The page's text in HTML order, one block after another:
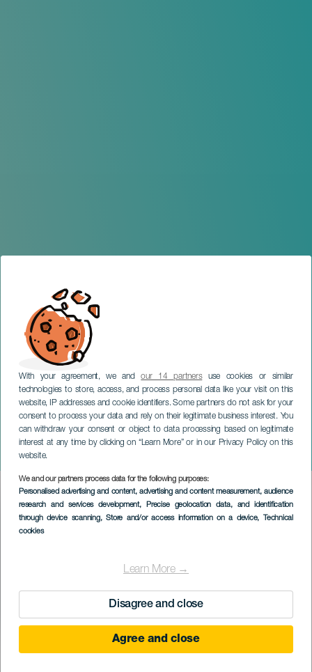
With your agreement, we andour 14 partnersuse cookies or similar
technologies to store, access, and process personal data like your visit on this
website, IP addresses and cookie identifiers. Some partners do not ask for your
consent to process your data and rely on their legitimate business interest. You
can withdraw your consent or object to data processing based on legitimate
interest at any time by clicking on “Learn More” or in our Privacy Policy on this
website.
We and our partners process data for the following purposes:
Personalised advertising and content, advertising and content measurement, audience
research and services development, Precise geolocation data, and identification
through device scanning, Store and/or access information on a device, Technical
cookies
Learn More →
Disagree and close
Agree and close
El Palmars festligheter
TENERIFE
Imagen
Listado
September 2026